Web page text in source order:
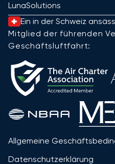
LunaSolutions
Ein in der Schweiz
Mitglied der führenden
Geschäftsluftfahrt:
Allgemeine
Datenschutzerklärung